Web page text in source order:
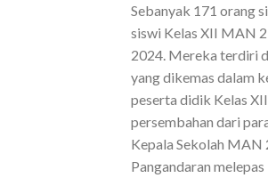
Sebanyak 171 orang
siswi Kelas XII MAN
2024. Mereka terdiri
yang dikemas dalam
peserta didik Kelas
persembahan dari
Kepala Sekolah MAN
Pangandaran